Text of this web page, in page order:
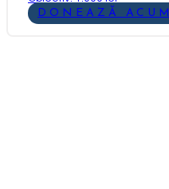
DONEAZĂ ACUM